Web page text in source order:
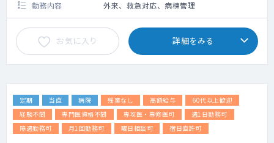
勤務内容 外来、救急対応、病棟管理
お気に入り 詳細をみる
定期 当直 病院 残業なし 高額給与
60代以上歓迎
経験不問
専門医資格不問 専攻医・専修医可
週1日勤務可
隔週勤務可
月1回勤務可 曜日相談可 宿日直許可